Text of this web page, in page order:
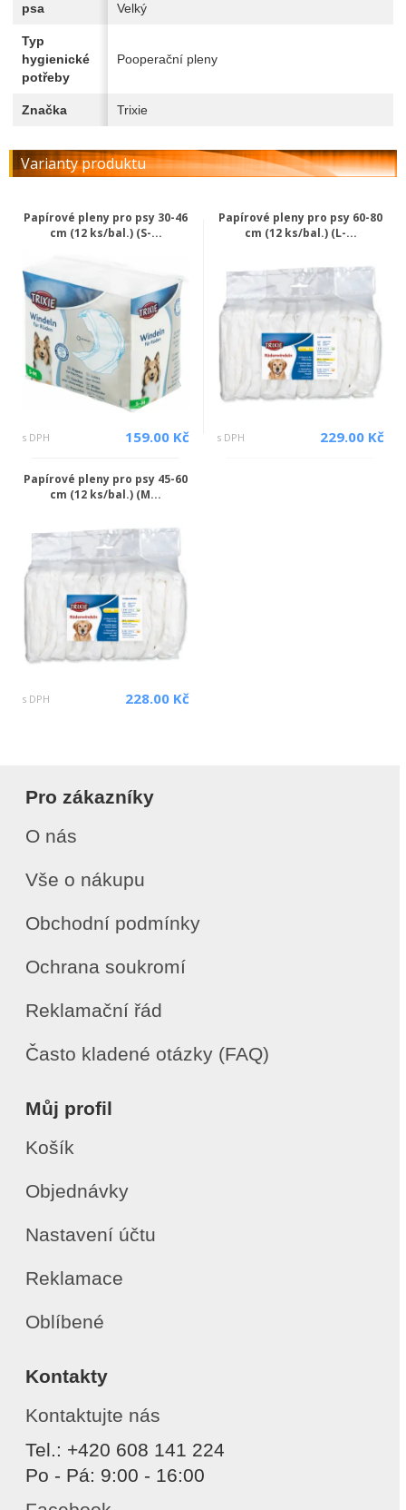
psa
Velký
Typ
hygienické
potřeby
Pooperační pleny
Značka Trixie
Varianty produktu
Papírové pleny pro psy 30-46
cm (12 ks/bal.) (S-...
s DPH 159.00 Kč
Papírové pleny pro psy 60-80
cm (12 ks/bal.) (L-...
s DPH 229.00 Kč
Papírové pleny pro psy 45-60
cm (12 ks/bal.) (M...
s DPH 228.00 Kč
Pro zákazníky
O nás
Vše o nákupu
Obchodní podmínky
Ochrana soukromí
Reklamační řád
Často kladené otázky (FAQ)
Můj profil
Košík
Objednávky
Nastavení účtu
Reklamace
Oblíbené
Kontakty
Kontaktujte nás
Tel.: +420 608 141 224
Po - Pá: 9:00 - 16:00